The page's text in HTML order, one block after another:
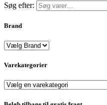
Søg efter:
Brand
Varekategorier